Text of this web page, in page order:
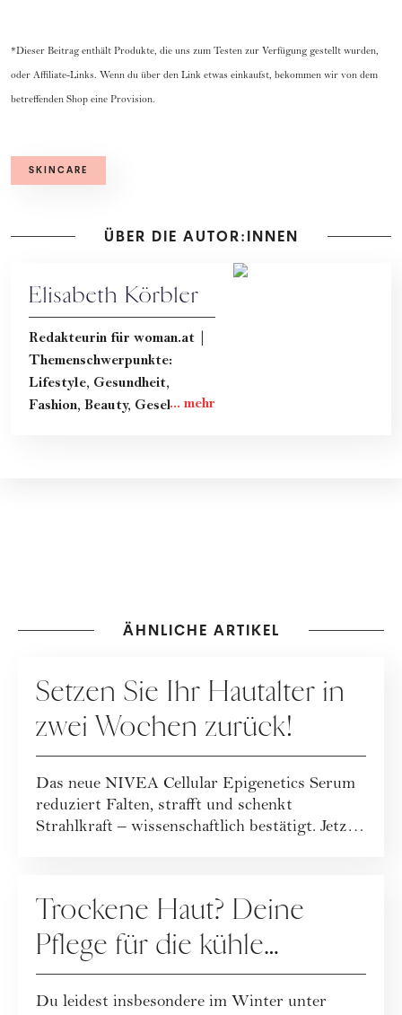
*Dieser Beitrag enthält Produkte, die uns zum Testen zur Verfügung gestellt wurden,
oder Affiliate-Links. Wenn du über den Link etwas einkaufst, bekommen wir von dem
betreffenden Shop eine Provision.
SKINCARE
ÜBER DIE AUTOR:INNEN
Elisabeth Körbler
Redakteurin für woman.at |
Themenschwerpunkte:
Lifestyle, Gesundheit,
Fashion, Beauty, Gesellschaft
ÄHNLICHE ARTIKEL
Setzen Sie Ihr Hautalter in
zwei Wochen zurück!
Das neue NIVEA Cellular Epigenetics Serum
reduziert Falten, strafft und schenkt
Strahlkraft – wissenschaftlich bestätigt. Jetzt
Trockene Haut? Deine
Pflege für die kühle
Jahreszeit
Du leidest insbesondere im Winter unter